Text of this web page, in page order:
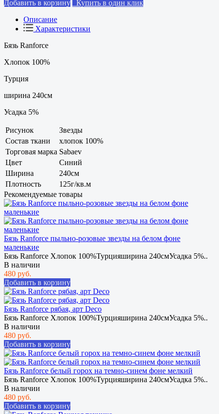
Добавить в корзину
Купить в один клик
Описание
Характеристики
Бязь Ranforce
Хлопок 100%
Турция
ширина 240см
Усадка 5%
Рисунок
Звезды
Состав ткани
хлопок 100%
Торговая марка Sabaev
Цвет
Синий
Ширина
240см
Плотность
125г/кв.м
Рекомендуемые товары
Бязь Ranforce пыльно-розовые звезды на белом фоне
маленькие
Бязь Ranforce Хлопок 100%Турцияширина 240смУсадка 5%..
В наличии
480 руб.
Добавить в корзину
Бязь Ranforce рябая, арт Deco
Бязь Ranforce Хлопок 100%Турцияширина 240смУсадка 5%..
В наличии
480 руб.
Добавить в корзину
Бязь Ranforce белый горох на темно-синем фоне мелкий
Бязь Ranforce Хлопок 100%Турцияширина 240смУсадка 5%..
В наличии
480 руб.
Добавить в корзину